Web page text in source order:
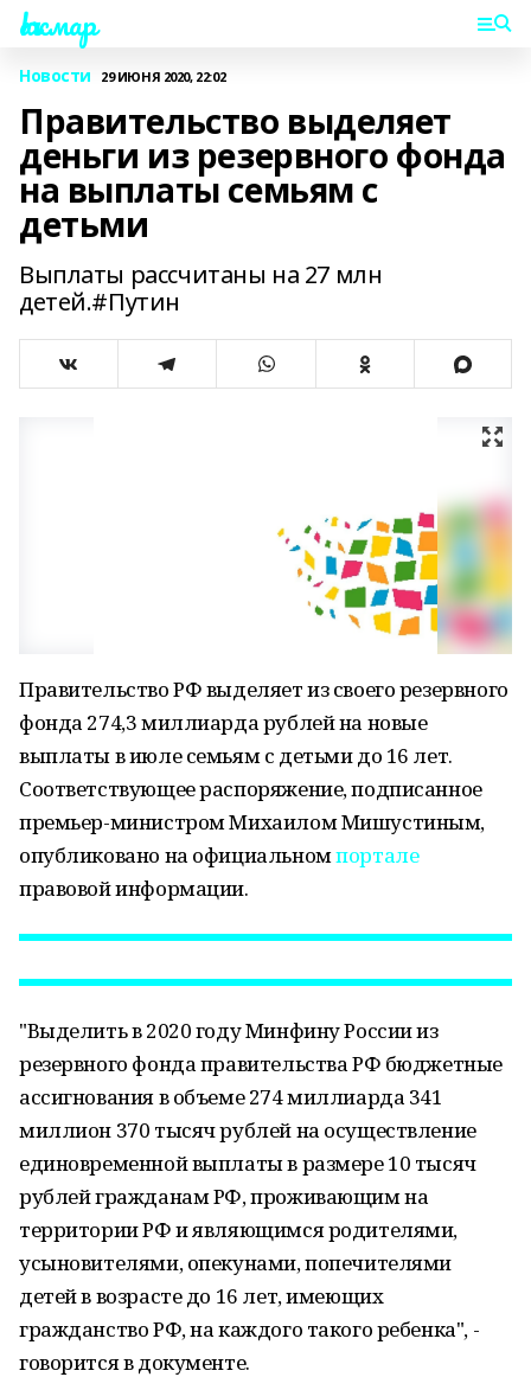
Һаҡмар
Новости 29 ИЮНЯ 2020, 22:02
Правительство выделяет
деньги из резервного фонда
на выплаты семьям с
детьми
Выплаты рассчитаны на 27 млн
детей.#Путин
Правительство РФ выделяет из своего резервного
фонда 274,3 миллиарда рублей на новые
выплаты в июле семьям с детьми до 16 лет.
Соответствующее распоряжение, подписанное
премьер-министром Михаилом Мишустиным,
опубликовано на официальномпортале
правовой информации.
"Выделить в 2020 году Минфину России из
резервного фонда правительства РФ бюджетные
ассигнования в объеме 274 миллиарда 341
миллион 370 тысяч рублей на осуществление
единовременной выплаты в размере 10 тысяч
рублей гражданам РФ, проживающим на
территории РФ и являющимся родителями,
усыновителями, опекунами, попечителями
детей в возрасте до 16 лет, имеющих
гражданство РФ, на каждого такого ребенка", -
говорится в документе.